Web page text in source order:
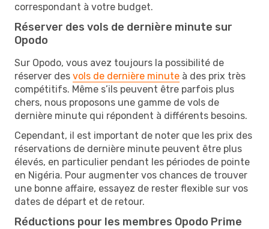
correspondant à votre budget.
Réserver des vols de dernière minute sur
Opodo
Sur Opodo, vous avez toujours la possibilité de
réserver des vols de dernière minute à des prix très
compétitifs. Même s’ils peuvent être parfois plus
chers, nous proposons une gamme de vols de
dernière minute qui répondent à différents besoins.
Cependant, il est important de noter que les prix des
réservations de dernière minute peuvent être plus
élevés, en particulier pendant les périodes de pointe
en Nigéria. Pour augmenter vos chances de trouver
une bonne affaire, essayez de rester flexible sur vos
dates de départ et de retour.
Réductions pour les membres Opodo Prime